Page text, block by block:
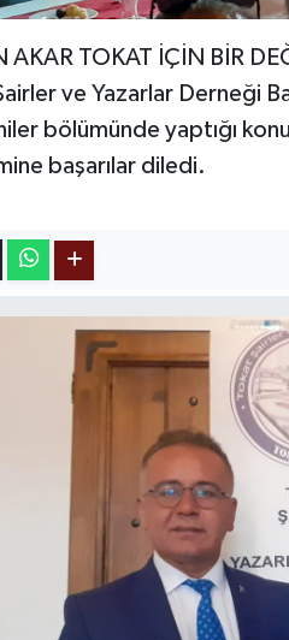
AKAR TOKAT İÇİN BİR
ve Yazarlar Derneği
bölümünde yaptığı
başarılar diledi.